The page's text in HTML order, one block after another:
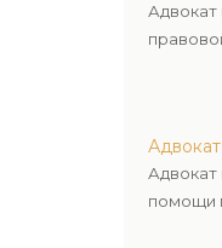
помощи